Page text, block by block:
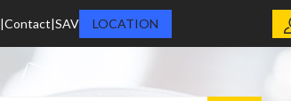
Contact SAV LOCATION